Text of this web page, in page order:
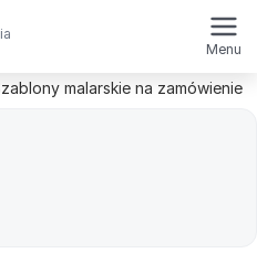
Menu
malarskie na zamówienie